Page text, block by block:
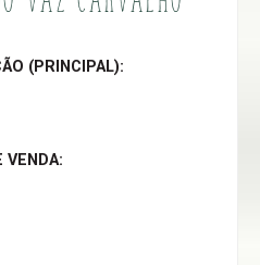
(PRINCIPAL):
VENDA: